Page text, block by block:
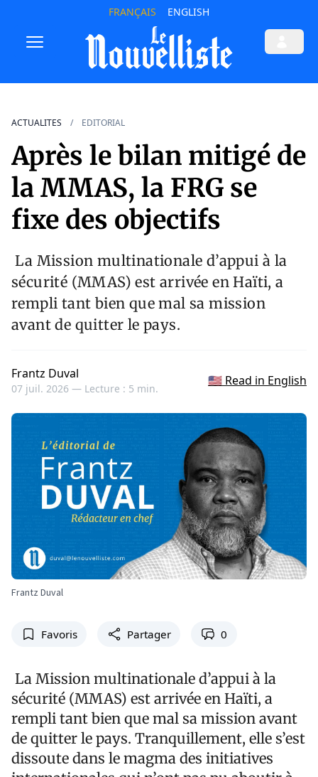
FRANÇAIS ENGLISH
ACTUALITES EDITORIAL
Après le bilan mitigé de
la MMAS, la FRG se
fixe des objectifs
La Mission multinationale d’appui à la
sécurité (MMAS) est arrivée en Haïti, a
rempli tant bien que mal sa mission
avant de quitter le pays.
Frantz Duval
07 juil. 2026 — Lecture : 5 min.
🇺🇸 Read in English
Frantz Duval
Favoris Partager 0
La Mission multinationale d’appui à la
sécurité (MMAS) est arrivée en Haïti, a
rempli tant bien que mal sa mission avant
de quitter le pays. Tranquillement, elle s’est
dissoute dans le magma des initiatives